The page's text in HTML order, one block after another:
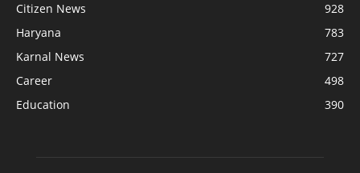
Citizen News
928
Haryana
783
Karnal News
727
Career
498
Education
390